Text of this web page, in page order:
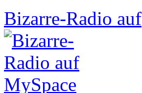
Bizarre-Radio auf